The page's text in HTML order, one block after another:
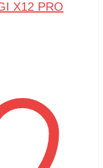
X12 PRO